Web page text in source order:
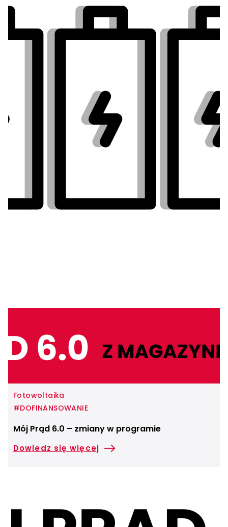
Fotowoltaika
#DOFINANSOWANIE
Mój Prąd 6.0 – zmiany w programie
Dowiedz się więcej